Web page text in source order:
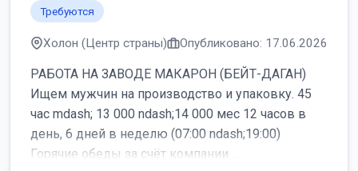
Требуются
Холон (Центр страны) Опубликовано: 17.06.2026
РАБОТА НА ЗАВОДЕ МАКАРОН (БЕЙТ-ДАГАН)
Ищем мужчин на производство и упаковку. 45
час mdash; 13 000 ndash;14 000 мес 12 часов в
день, 6 дней в неделю (07:00 ndash;19:00)
Горячие обеды за счёт компании ...